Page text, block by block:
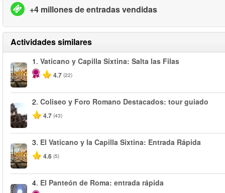
+4 millones de entradas vendidas
Actividades similares
1. Vaticano y Capilla Sixtina: Salta las Filas
4.7 (22)
2. Coliseo y Foro Romano Destacados: tour guiado
4.7 (43)
3. El Vaticano y la Capilla Sixtina: Entrada Rápida
4.6 (5)
4. El Panteón de Roma: entrada rápida